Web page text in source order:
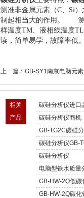
测准非金属元素（C、 Si）
制起相当大的作用。
测
样温度TM、液相线温度TL
读，简单易学，故障率低
上一篇： GB-SY1南京电脑元
相关
产品
碳硅分析仪进口
碳硅分析仪商机
GB-TG2C碳硅
碳硅分析仪GB-
碳硅分析仪
电脑型铁水质量
GB-HW-2Q低碳
GB-HW-2Q碳化